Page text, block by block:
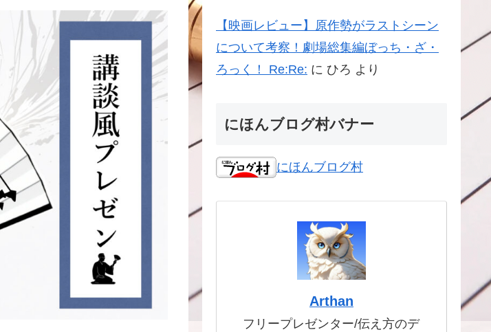
【映画レビュー】原作勢がラストシーン
について考察！劇場総集編ぼっち・ざ・
ろっく！ Re:Re: に ひろ より
にほんブログ村バナー
にほんブログ村
Arthan
フリープレゼンター/伝え方のデ